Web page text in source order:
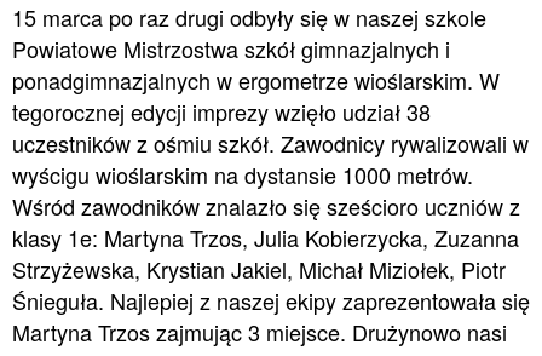
15 marca po raz drugi odbyły się w naszej szkole
Powiatowe Mistrzostwa szkół gimnazjalnych i
ponadgimnazjalnych w ergometrze wioślarskim. W
tegorocznej edycji imprezy wzięło udział 38
uczestników z ośmiu szkół. Zawodnicy rywalizowali w
wyścigu wioślarskim na dystansie 1000 metrów.
Wśród zawodników znalazło się sześcioro uczniów z
klasy 1e: Martyna Trzos, Julia Kobierzycka, Zuzanna
Strzyżewska, Krystian Jakiel, Michał Miziołek, Piotr
Śnieguła. Najlepiej z naszej ekipy zaprezentowała się
Martyna Trzos zajmując 3 miejsce. Drużynowo nasi